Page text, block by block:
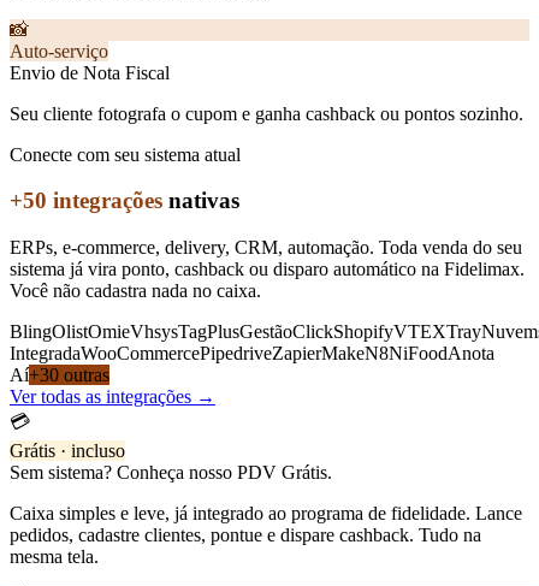
📸
Auto-serviço
Envio de Nota Fiscal
Seu cliente fotografa o cupom e ganha cashback ou pontos sozinho.
Conecte com seu sistema atual
+50 integrações nativas
ERPs, e-commerce, delivery, CRM, automação. Toda venda do seu
sistema já vira ponto, cashback ou disparo automático na Fidelimax.
Você não cadastra nada no caixa.
BlingOlistOmieVhsysTagPlusGestãoClickShopifyVTEXTray
IntegradaWooCommercePipedriveZapierMakeN8NiFoodAnota
Aí+30 outras
Ver todas as integrações →
💳
Grátis · incluso
Sem sistema? Conheça nosso PDV Grátis.
Caixa simples e leve, já integrado ao programa de fidelidade. Lance
pedidos, cadastre clientes, pontue e dispare cashback. Tudo na
mesma tela.